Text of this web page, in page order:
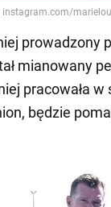
prowadzony
mianowany
pracowała
będzie